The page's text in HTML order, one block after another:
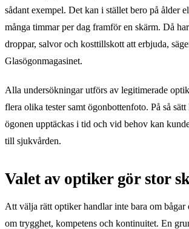
sådant exempel. Det kan i stället bero på ålder
många timmar per dag framför en skärm. Då
droppar, salvor och kosttillskott att erbjuda,
Glasögonmagasinet.
Alla undersökningar utförs av legitimerade
flera olika tester samt ögonbottenfoto. På så
ögonen upptäckas i tid och vid behov kan
till sjukvården.
Valet av optiker gör stor
Att välja rätt optiker handlar inte bara om bågar
om trygghet, kompetens och kontinuitet. En